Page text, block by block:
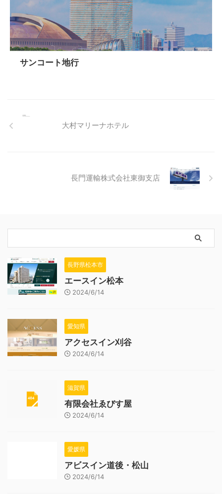
サンコート地行
大村マリーナホテル
長門運輸株式会社東御支店
長野県松本市
エースイン松本
2024/6/14
愛知県
アクセスイン刈谷
2024/6/14
滋賀県
有限会社ゑびす屋
2024/6/14
愛媛県
アビスイン道後・松山
2024/6/14